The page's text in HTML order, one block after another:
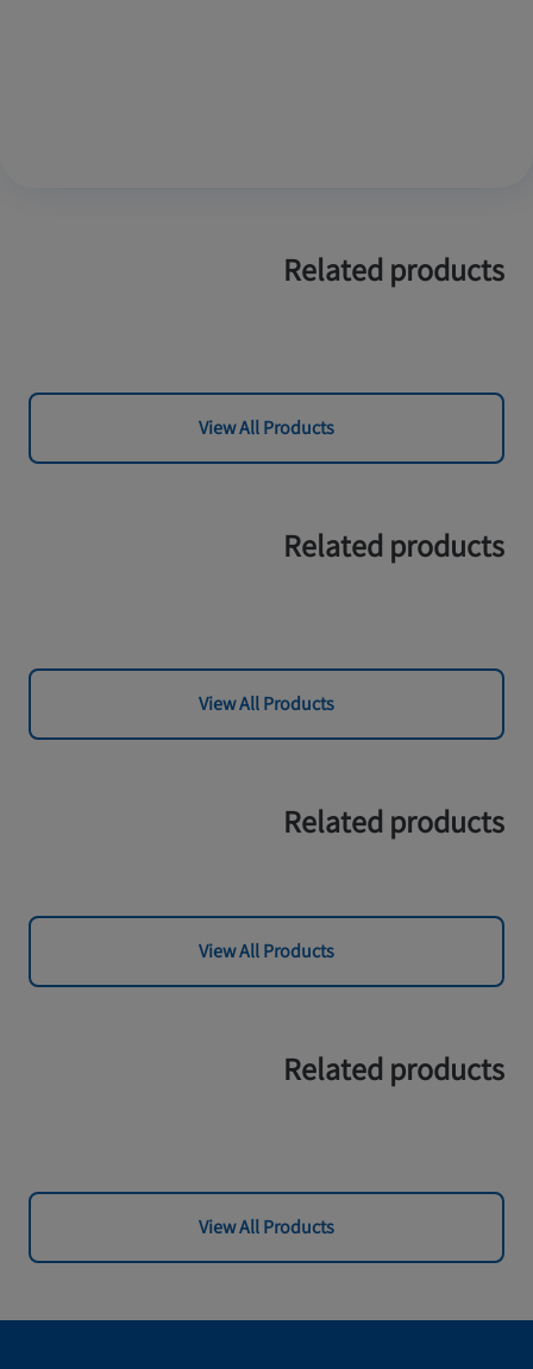
Related products
View All Products
Related products
View All Products
Related products
View All Products
Related products
View All Products